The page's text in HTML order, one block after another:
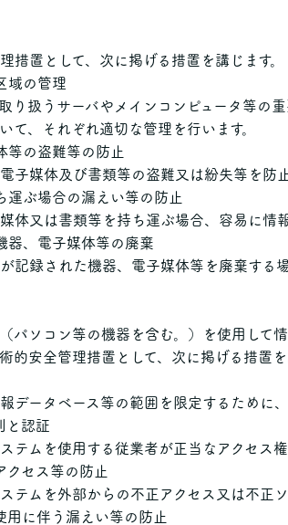
措置として、次に掲げる措置を講じます。
域の管理
り扱うサーバやメインコンピュータ等の
て、それぞれ適切な管理を行います。
等の盗難等の防止
子媒体及び書類等の盗難又は紛失等を防
運ぶ場合の漏えい等の防止
体又は書類等を持ち運ぶ場合、容易に情
器、電子媒体等の廃棄
記録された機器、電子媒体等を廃棄する
パソコン等の機器を含む。）を使用して
的安全管理措置として、次に掲げる措置を
データベース等の範囲を限定するために
と認証
テムを使用する従業者が正当なアクセス
クセス等の防止
テムを外部からの不正アクセス又は不正
用に伴う漏えい等の防止